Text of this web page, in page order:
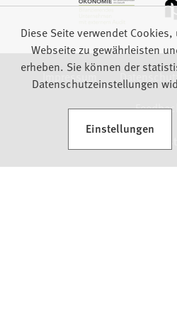
Impressum
Feedback
Diese Seite verwendet
Webseite zu gewährleisten
erheben. Sie können der
Datenschutzeinstellungen
Einstellungen
(Öffnet in einem neuen Tab)